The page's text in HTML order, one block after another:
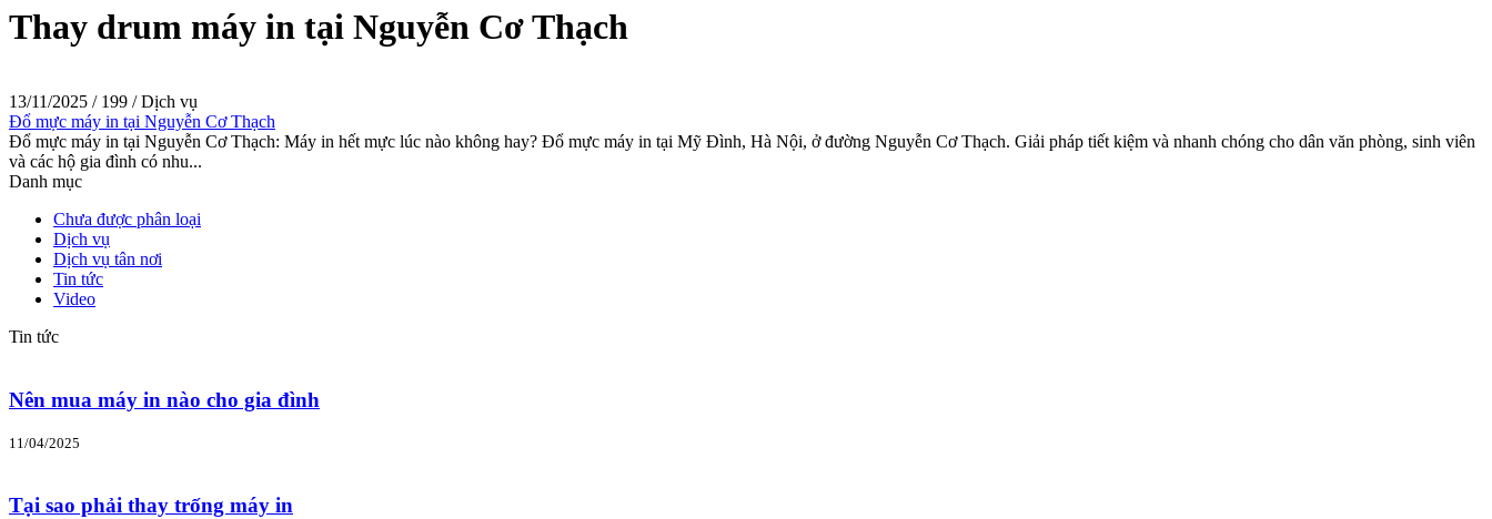
Thay drum máy in tại Nguyễn Cơ Thạch
13/11/2025 / 199 /Dịch vụ
Đổ mực máy in tại Nguyễn Cơ Thạch
Đổ mực máy in tại Nguyễn Cơ Thạch: Máy in hết mực lúc nào không hay? Đổ mực máy in tại Mỹ Đình, Hà Nội, ở đường Nguyễn Cơ Thạch. Giải pháp tiết kiệm và nhanh chóng cho dân văn phòng, sinh viên
và các hộ gia đình có nhu...
Danh mục
Chưa được phân loại
Dịch vụ
Dịch vụ tân nơi
Tin tức
Video
Tin tức
Nên mua máy in nào cho gia đình
11/04/2025
Tại sao phải thay trống máy in